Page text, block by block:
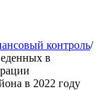
контроль/
в
в 2022 году